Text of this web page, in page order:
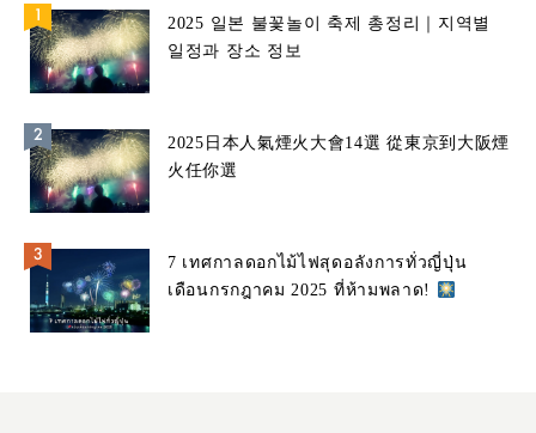
2025 일본 불꽃놀이 축제 총정리｜지역별
일정과 장소 정보
2025日本人氣煙火大會14選 從東京到大阪煙
火任你選
7 เทศกาลดอกไม้ไฟสุดอลังการทั่วญี่ปุ่น
เดือนกรกฎาคม 2025 ที่ห้ามพลาด!